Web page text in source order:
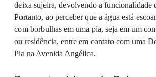
deixa sujeira, devolvendo a funcionalidade
Portanto, ao perceber que a água está
com borbulhas em uma pia, seja em um
ou residência, entre em contato com uma
Pia na Avenida Angélica.